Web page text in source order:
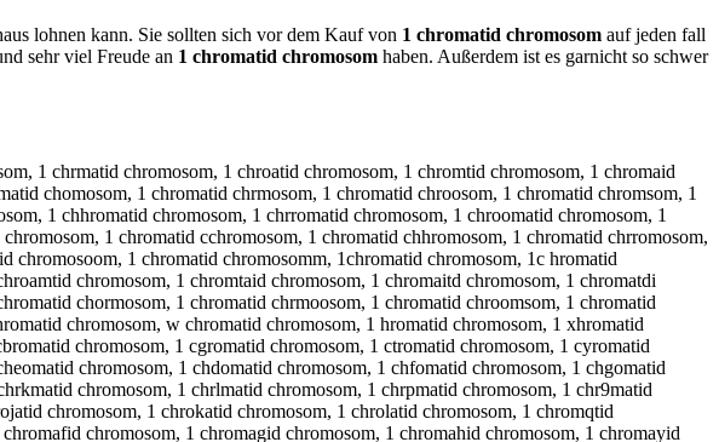
lohnen kann. Sie sollten sich vor dem Kauf von 1 chromatid chromosom auf jeden fall
sehr viel Freude an 1 chromatid chromosom haben. Außerdem ist es garnicht so schwer
1 chrmatid chromosom, 1 chroatid chromosom, 1 chromtid chromosom, 1 chromaid
chomosom, 1 chromatid chrmosom, 1 chromatid chroosom, 1 chromatid chromsom, 1
1 chhromatid chromosom, 1 chrromatid chromosom, 1 chroomatid chromosom, 1
1 chromatid cchromosom, 1 chromatid chhromosom, 1 chromatid chrromosom,
chromosoom, 1 chromatid chromosomm, 1chromatid chromosom, 1c hromatid
chromosom, 1 chromtaid chromosom, 1 chromaitd chromosom, 1 chromatdi
chormosom, 1 chromatid chrmoosom, 1 chromatid chroomsom, 1 chromatid
chromosom, w chromatid chromosom, 1 hromatid chromosom, 1 xhromatid
chromosom, 1 cgromatid chromosom, 1 ctromatid chromosom, 1 cyromatid
chromosom, 1 chdomatid chromosom, 1 chfomatid chromosom, 1 chgomatid
chromosom, 1 chrlmatid chromosom, 1 chrpmatid chromosom, 1 chr9matid
chromosom, 1 chrokatid chromosom, 1 chrolatid chromosom, 1 chromqtid
chromosom, 1 chromagid chromosom, 1 chromahid chromosom, 1 chromayid